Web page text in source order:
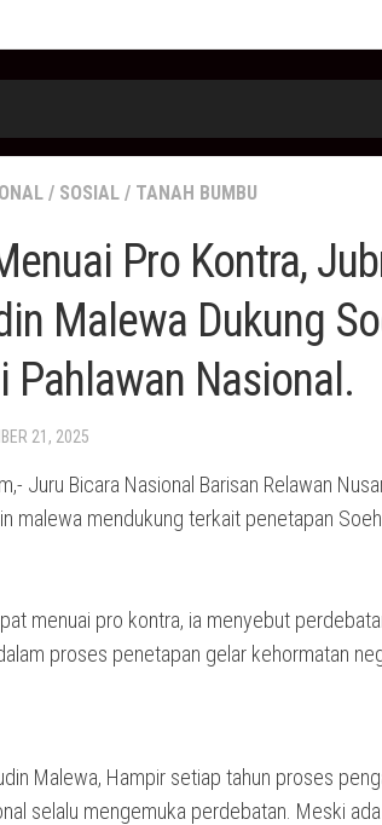
/ SOSIAL / TANAH BUMBU
Pro Kontra,
Malewa Dukung
Pahlawan Nasional.
21, 2025
Juru Bicara Nasional Barisan Relawan
malewa mendukung terkait penetapan
menuai pro kontra, ia menyebut
proses penetapan gelar kehormatan
Malewa, Hampir setiap tahun proses
selalu mengemuka perdebatan. Meski